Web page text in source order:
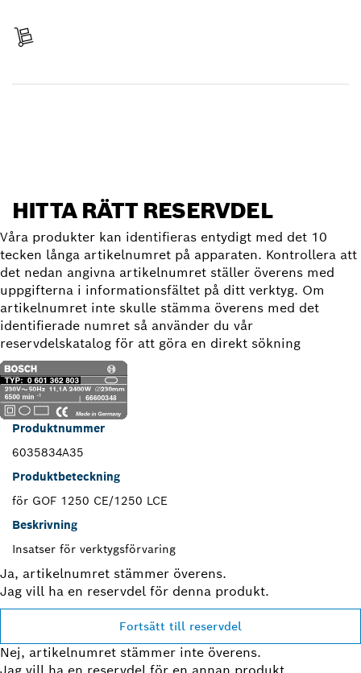
HITTA RÄTT RESERVDEL
Våra produkter kan identifieras entydigt med det 10
tecken långa artikelnumret på apparaten. Kontrollera att
det nedan angivna artikelnumret ställer överens med
uppgifterna i informationsfältet på ditt verktyg. Om
artikelnumret inte skulle stämma överens med det
identifierade numret så använder du vår
reservdelskatalog för att göra en direkt sökning
Produktnummer
6035834A35
Produktbeteckning
för GOF 1250 CE/1250 LCE
Beskrivning
Insatser för verktygsförvaring
Ja, artikelnumret stämmer överens.
Jag vill ha en reservdel för denna produkt.
Fortsätt till reservdel
Nej, artikelnumret stämmer inte överens.